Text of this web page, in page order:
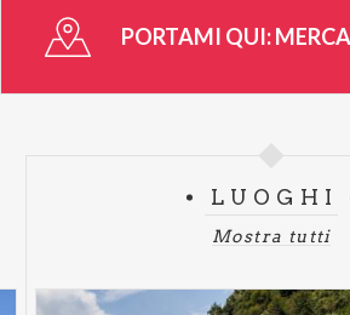
PORTAMI QUI:
LUOGHI
Mostra tutti